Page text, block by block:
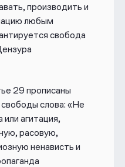
производить и
любым
свобода
29 прописаны
слова: «Не
агитация,
расовую,
ненависть и